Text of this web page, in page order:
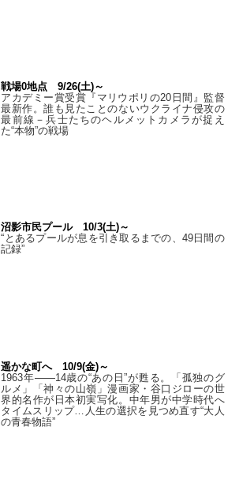
戦場0地点 9/26(土)～
アカデミー賞受賞『マリウポリの20日間』監督
最新作。誰も見たことのないウクライナ侵攻の
最前線－兵士たちのヘルメットカメラが捉え
た“本物”の戦場
沼影市民プール 10/3(土)～
“とあるプールが息を引き取るまでの、49日間の
記録”
遥かな町へ 10/9(金)～
1963年――14歳の“あの日”が甦る。「孤独のグ
ルメ」「神々の山嶺」漫画家・谷口ジローの世
界的名作が日本初実写化。中年男が中学時代へ
タイムスリップ…人生の選択を見つめ直す“大人
の青春物語”